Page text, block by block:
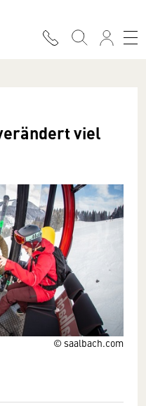
© saalbach.com
viel